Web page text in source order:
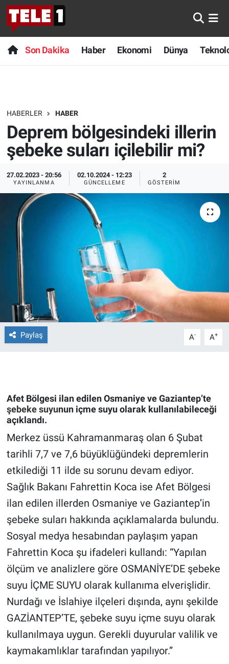
Son Dakika Haber Ekonomi Dünya
HABERLER HABER
Deprem bölgesindeki illerin
şebeke suları içilebilir mi?
27.02.2023 - 20:56
YAYINLANMA
02.10.2024 - 12:23
GÜNCELLEME
2
GÖSTERIM
Paylaş A- A+
Afet Bölgesi ilan edilen Osmaniye ve Gaziantep’te
şebeke suyunun içme suyu olarak kullanılabileceği
açıklandı.
Merkez üssü Kahramanmaraş olan 6 Şubat
tarihli 7,7 ve 7,6 büyüklüğündeki depremlerin
etkilediği 11 ilde su sorunu devam ediyor.
Sağlık Bakanı Fahrettin Koca ise Afet Bölgesi
ilan edilen illerden Osmaniye ve Gaziantep’in
şebeke suları hakkında açıklamalarda bulundu.
Sosyal medya hesabından paylaşım yapan
Fahrettin Koca şu ifadeleri kullandı: “Yapılan
ölçüm ve analizlere göre OSMANİYE’DE şebeke
suyu İÇME SUYU olarak kullanıma elverişlidir.
Nurdağı ve İslahiye ilçeleri dışında, aynı şekilde
GAZİANTEP’TE, şebeke suyu içme suyu olarak
kullanılmaya uygun. Gerekli duyurular valilik ve
kaymakamlıklar tarafından yapılıyor.”
Anında Manşet
Başka Sohbetler
Bilim turu
Bilim ve Teknoloji Evreni
Doğa Konuşuyor
Dünya
Ege'den Esintiler
Eğlence
Ekonomi
Gün Başlıyor
Gün Bitiyor
Gün Ortası
Gündem Özel
Günün görüntüsü
Haber
Kimdir
Koronavirüs
Kültür Sanat
Son Dakika
Haber
Dünya
Teknoloji
Sağlık
Spor
Nöbetçi Eczaneler
Hava Durumu
Trafik Durumu
Süper Lig Puan Durumu ve Fikstür
Tüm Manşetler
Son Dakika Haberleri